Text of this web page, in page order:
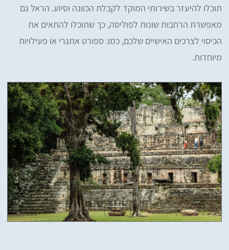
תוכלו להיעזר בשירותי המוקד לקבלת הכוונה וסיוע. הראל גם
מאפשרת הרחבות שונות לפוליסה, כך שתוכלו להתאים את
הכיסוי לצרכים האישיים שלכם, כמו: ספורט אתגרי או פעילויות
מיוחדות.